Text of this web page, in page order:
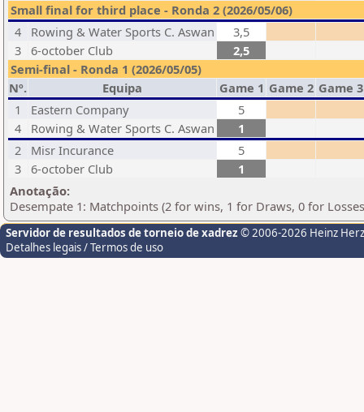
Small final for third place - Ronda 2 (2026/05/06)
4
Rowing & Water Sports C. Aswan
3,5
3 6-october Club
2,5
Semi-final - Ronda 1 (2026/05/05)
Nº.
Equipa Game 1 Game 2 Game 3
1
Eastern Company
5
4
Rowing & Water Sports C. Aswan
1
2
Misr Incurance
5
3 6-october Club
1
Anotação:
Desempate 1: Matchpoints (2 for wins, 1 for Draws, 0 for
Servidor de resultados de torneio de xadrez © 2006-2026 Heinz
Detalhes legais / Termos de uso